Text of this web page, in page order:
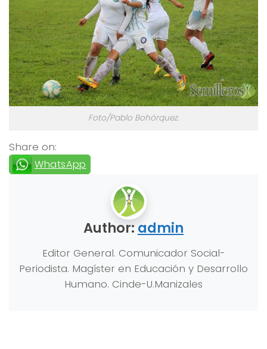
Foto/Pablo Bohórquez.
Share on:
WhatsApp
Author:admin
Editor General. Comunicador Social-
Periodista. Magíster en Educación y Desarrollo
Humano. Cinde-U.Manizales